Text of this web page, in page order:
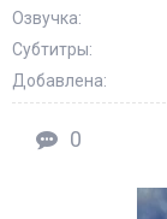
Озвучка:
Субтитры:
Добавлена:
0